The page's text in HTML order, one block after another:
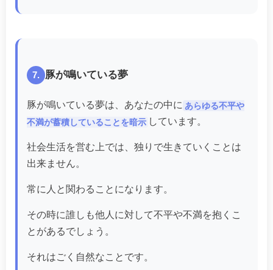
7. 豚が鳴いている夢
豚が鳴いている夢は、あなたの中に あらゆる不平や
不満が蓄積していることを暗示 しています。
社会生活を営む上では、独りで生きていくことは
出来ません。
常に人と関わることになります。
その時に誰しも他人に対して不平や不満を抱くこ
とがあるでしょう。
それはごく自然なことです。